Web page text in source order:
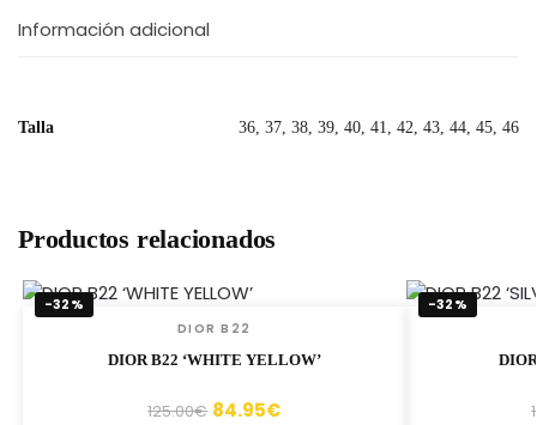
Información adicional
Talla 36, 37, 38, 39, 40, 41, 42, 43, 44, 45, 46
Productos relacionados
-32%
DIOR B22
DIOR B22 ‘WHITE YELLOW’
125.00€ 84.95€
-32%